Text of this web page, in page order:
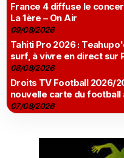
France 4 diffuse le
La 1ère – On Air
09/08/2026
Tahiti Pro 2026 :
surf, à vivre en direct sur
08/08/2026
Droits TV Football 2026/
nouvelle carte du football
07/08/2026